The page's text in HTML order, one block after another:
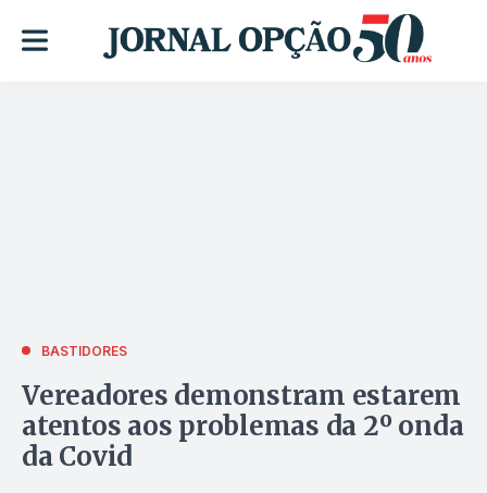
BASTIDORES
Vereadores demonstram estarem
atentos aos problemas da 2º onda
da Covid